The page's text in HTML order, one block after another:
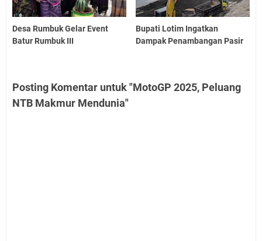
Desa Rumbuk Gelar Event
Batur Rumbuk III
Bupati Lotim Ingatkan
Dampak Penambangan Pasir
Posting Komentar untuk "MotoGP 2025, Peluang
NTB Makmur Mendunia"